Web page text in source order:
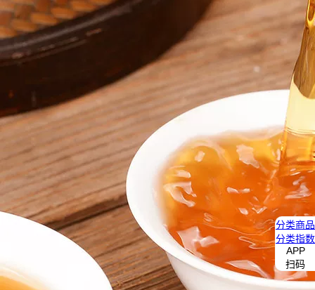
分类商品
分类指数
APP
扫码